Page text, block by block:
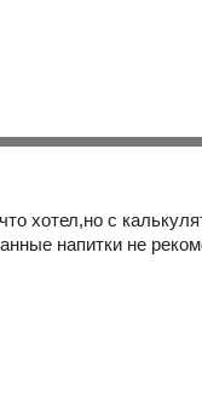
хотел,но с
напитки не